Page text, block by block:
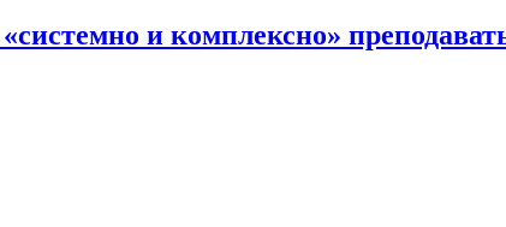
«системно и комплексно»